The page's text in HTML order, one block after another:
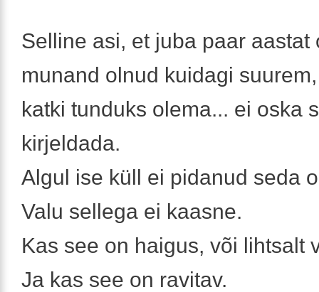
Selline asi, et juba paar aastat
munand olnud kuidagi
katki tunduks olema... ei oska
kirjeldada.
Algul ise küll ei pidanud seda
Valu sellega ei kaasne.
Kas see on haigus, või lihtsalt
Ja kas see on ravitav.